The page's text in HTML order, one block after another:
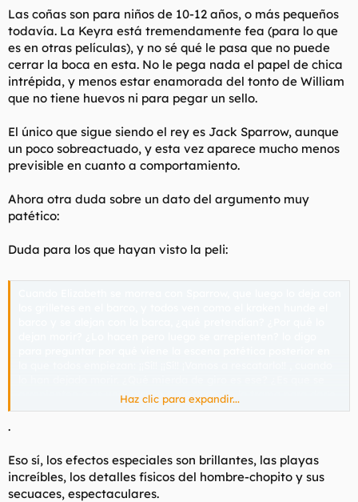
Las coñas son para niños de 10-12 años, o más pequeños
todavía. La Keyra está tremendamente fea (para lo que
es en otras películas), y no sé qué le pasa que no puede
cerrar la boca en esta. No le pega nada el papel de chica
intrépida, y menos estar enamorada del tonto de William
que no tiene huevos ni para pegar un sello.
El único que sigue siendo el rey es Jack Sparrow, aunque
un poco sobreactuado, y esta vez aparece mucho menos
previsible en cuanto a comportamiento.
Ahora otra duda sobre un dato del argumento muy
patético:
Duda para los que hayan visto la peli:
arrepienten o es una excusa o pretexto de la trama para darle
la continuación al argumento? Si es lo segundo, es patético, si
Haz clic para expandir...
.
Eso sí, los efectos especiales son brillantes, las playas
increíbles, los detalles físicos del hombre-chopito y sus
secuaces, espectaculares.